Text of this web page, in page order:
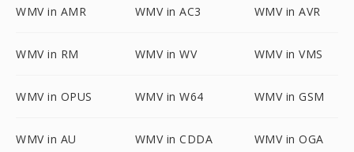
WMV in AMR WMV in AC3 WMV in AVR
WMV in RM WMV in WV WMV in VMS
WMV in OPUS WMV in W64 WMV in GSM
WMV in AU WMV in CDDA WMV in OGA